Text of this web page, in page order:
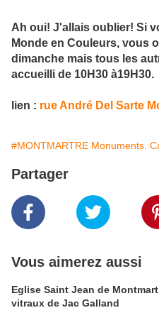
Ah oui! J'allais oublier! Si
Monde en Couleurs, vous
dimanche mais tous les
accueilli de 10H30 à19H30.
lien : rue André Del Sarte
#MONTMARTRE Monuments.
Partager
Vous aimerez aussi
Eglise Saint Jean de
vitraux de Jac Galland